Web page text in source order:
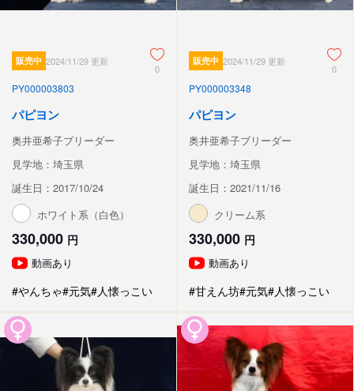
販売中 2024/11/29 更新
0
PY000003803
パピヨン
奥井亜希子ブリーダー
見学地：埼玉県
誕生日：2017/10/24
ホワイト系（白色）
330,000 円
動画あり
#やんちゃ#元気#人懐っこい
販売中 2024/11/29 更新
0
PY000003348
パピヨン
奥井亜希子ブリーダー
見学地：埼玉県
誕生日：2021/11/16
クリーム系
330,000 円
動画あり
#甘えん坊#元気#人懐っこい